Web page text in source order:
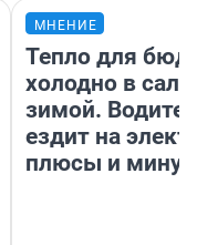
МНЕНИЕ
Тепло для
холодно в
зимой.
ездит на
плюсы и